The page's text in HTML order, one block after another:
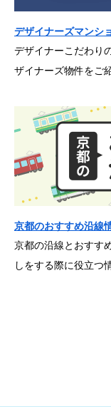
デザイナーズマンシ
デザイナーこだわり
ザイナーズ物件をご
京都のおすすめ沿線
京都の沿線とおすす
しをする際に役立つ